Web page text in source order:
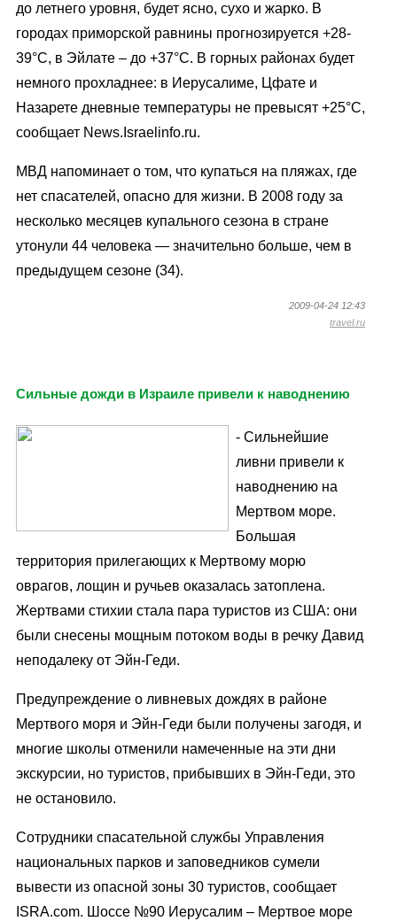
до летнего уровня, будет ясно, сухо и жарко. В
городах приморской равнины прогнозируется +28-
39°C, в Эйлате – до +37°C. В горных районах будет
немного прохладнее: в Иерусалиме, Цфате и
Назарете дневные температуры не превысят +25°C,
сообщает News.Israelinfo.ru.
МВД напоминает о том, что купаться на пляжах, где
нет спасателей, опасно для жизни. В 2008 году за
несколько месяцев купального сезона в стране
утонули 44 человека — значительно больше, чем в
предыдущем сезоне (34).
2009-04-24 12:43
travel.ru
Сильные дожди в Израиле привели к наводнению
- Сильнейшие
ливни привели к
наводнению на
Мертвом море.
Большая
территория прилегающих к Мертвому морю
оврагов, лощин и ручьев оказалась затоплена.
Жертвами стихии стала пара туристов из США: они
были снесены мощным потоком воды в речку Давид
неподалеку от Эйн-Геди.
Предупреждение о ливневых дождях в районе
Мертвого моря и Эйн-Геди были получены загодя, и
многие школы отменили намеченные на эти дни
экскурсии, но туристов, прибывших в Эйн-Геди, это
не остановило.
Сотрудники спасательной службы Управления
национальных парков и заповедников сумели
вывести из опасной зоны 30 туристов, сообщает
ISRA.com. Шоссе №90 Иерусалим – Мертвое море